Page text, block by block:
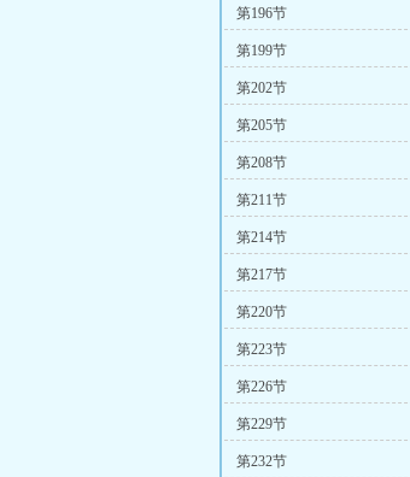
第196节
第199节
第202节
第205节
第208节
第211节
第214节
第217节
第220节
第223节
第226节
第229节
第232节